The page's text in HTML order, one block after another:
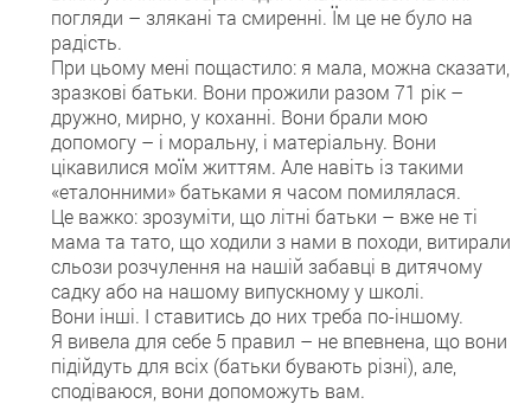
погляди – злякані та смиренні. Їм це не було на
радість.
При цьому мені пощастило: я мала, можна сказати,
зразкові батьки. Вони прожили разом 71 рік –
дружно, мирно, у коханні. Вони брали мою
допомогу – і моральну, і матеріальну. Вони
цікавилися моїм життям. Але навіть із такими
«еталонними» батьками я часом помилялася.
Це важко: зрозуміти, що літні батьки – вже не ті
мама та тато, що ходили з нами в походи, витирали
сльози розчулення на нашій забавці в дитячому
садку або на нашому випускному у школі.
Вони інші. І ставитись до них треба по-іншому.
Я вивела для себе 5 правил – не впевнена, що вони
підійдуть для всіх (батьки бувають різні), але,
сподіваюся, вони допоможуть вам.